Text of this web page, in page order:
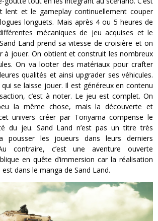
lent et le gameplay continuellement couper
longuets. Mais après 4 ou 5 heures de
mécaniques de jeu acquises et le
Land prend sa vitesse de croisière et on
à jouer. On obtient et construit les nombreux
On va looter des matériaux pour crafter
qualités et ainsi upgrader ses véhicules.
qui se laisse jouer. Il est généreux en contenu
c’est à noter. Le jeu est complet. On
la même chose, mais la découverte et
univers créer par Toriyama compense le
du jeu. Sand Land n’est pas un titre très
pousser les joueurs dans leurs derniers
contraire, c’est une aventure ouverte
en quête d’immersion car la réalisation
dans le manga de Sand Land.